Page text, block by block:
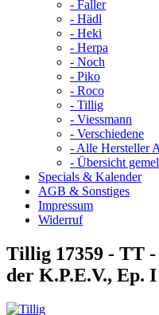
- Faller
- Hädl
- Heki
- Herpa
- Noch
- Piko
- Roco
- Tillig
- Viessmann
- Verschiedene
- Alle Hersteller
- Übersicht
Specials & Kalender
AGB & Sonstiges
Impressum
Widerruf
Tillig 17359 - TT -
der K.P.E.V.,